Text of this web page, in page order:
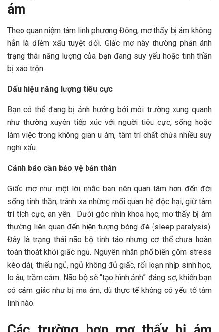
ám
Theo quan niệm tâm linh phương Đông, mơ thấy bị ám không
hẳn là điềm xấu tuyệt đối. Giấc mơ này thường phản ánh
trạng thái năng lượng của bạn đang suy yếu hoặc tinh thần
bị xáo trộn.
Dấu hiệu năng lượng tiêu cực
Bạn có thể đang bị ảnh hưởng bởi môi trường xung quanh
như thường xuyên tiếp xúc với người tiêu cực, sống hoặc
làm việc trong không gian u ám, tâm trí chất chứa nhiều suy
nghĩ xấu.
Cảnh báo cần bảo vệ bản thân
Giấc mơ như một lời nhắc bạn nên quan tâm hơn đến đời
sống tinh thần, tránh xa những mối quan hệ độc hại, giữ tâm
trí tích cực, an yên. Dưới góc nhìn khoa học, mơ thấy bị ám
thường liên quan đến hiện tượng bóng đè (sleep paralysis).
Đây là trạng thái não bộ tỉnh táo nhưng cơ thể chưa hoàn
toàn thoát khỏi giấc ngủ. Nguyên nhân phổ biến gồm stress
kéo dài, thiếu ngủ, ngủ không đủ giấc, rối loạn nhịp sinh học,
lo âu, trầm cảm. Não bộ sẽ “tạo hình ảnh” đáng sợ, khiến bạn
có cảm giác như bị ma ám, dù thực tế không có yếu tố tâm
linh nào.